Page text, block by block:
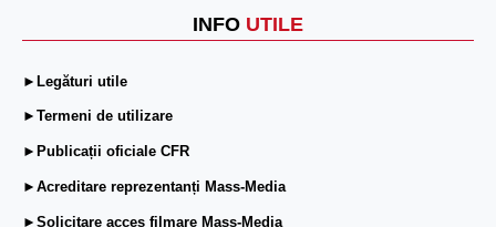
INFO UTILE
►Legături utile
►Termeni de utilizare
►Publicații oficiale CFR
►Acreditare reprezentanți Mass-Media
►Solicitare acces filmare Mass-Media